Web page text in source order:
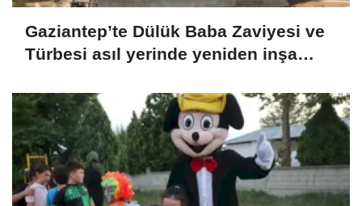
Gaziantep’te Dülük Baba Zaviyesi ve
Türbesi asıl yerinde yeniden inşa